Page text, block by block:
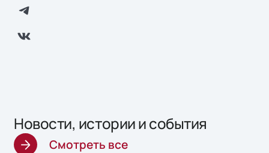
Новости, истории и события
Смотреть все